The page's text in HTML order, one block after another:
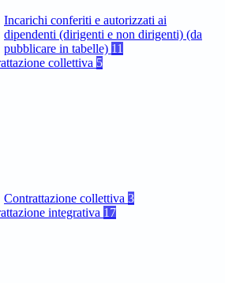
Incarichi conferiti e autorizzati ai
dipendenti (dirigenti e non dirigenti) (da
pubblicare in tabelle) 11
collettiva 5
Contrattazione collettiva 3
integrativa 17